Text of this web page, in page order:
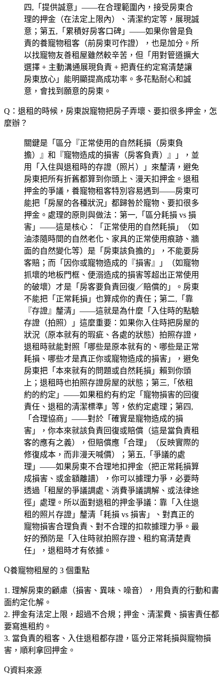
四,「提供誠意」——在合理範圍內，接受房東合
理的押金（在法定上限內）、清潔約定等，展現誠
意；第五,「累積好房客口碑」——如果你曾是負
責的養寵物租客（前房東可作證），也是加分。所
以找寵物友善租屋雖然較辛苦，但「用對管道擴大
選擇 + 主動溝通展現負責 + 把責任約定寫清楚讓
房東放心」能明顯提高成功率。多花點耐心和誠
意，會找到願意的房東。
Q：退租的時候，房東說寵物把房子弄壞、要扣很多押金，怎
麼辦？
關鍵是「區分『正常使用的自然耗損（房東負
擔）』和『寵物造成的損害（房客負責）』」，並
用「入住與退租時的存證（照片）」來釐清，避免
房東把所有折舊都算到你頭上、漫天扣押金。退租
押金的爭議，養寵物租客特別容易遇到——房東可
能把「房屋的各種狀況」都歸咎於寵物、要扣很多
押金。處理的原則與做法：第一,「區分耗損 vs 損
害」——這是核心：「正常使用的自然耗損」（如
油漆隨時間的自然老化、家具的正常使用痕跡、牆
面的自然變化等）是「房東該負擔的」，不能要房
客賠；而「因你或寵物造成的『損害』」（如寵物
抓壞的地板門框、便溺造成的損害等超出正常使用
的破壞）才是「房客要負責回復／賠償的」。房東
不能把「正常耗損」也算成你的責任；第二,「靠
『存證』釐清」——這就是為什麼「入住時的點驗
存證（拍照）」這麼重要：如果你入住時把房屋的
狀況（原本就有的瑕疵、各處的狀態）拍照存證，
退租時就能對照「哪些是原本就有的、哪些是正常
耗損、哪些才是真正你或寵物造成的損害」，避免
房東把「本來就有的問題或自然耗損」賴到你頭
上；退租時也拍照存證房屋的狀態；第三,「依租
約的約定」——如果租約有約定「寵物損害的回復
責任、退租的清潔標準」等，依約定處理；第四,
「合理協商」——對於「確實是寵物造成的損
害」，你本來就該負責回復或賠償（這是當負責租
客的應有之義），但賠償應「合理」（反映實際的
修復成本，而非漫天喊價）；第五,「爭議的處
理」——如果房東不合理地扣押金（把正常耗損算
成損害、或金額離譜），你可以據理力爭，必要時
透過「租屋的爭議調處、消費爭議調解、或法律途
徑」處理。所以面對退租的押金爭議：靠「入住退
租的照片存證」釐清「耗損 vs 損害」、對真正的
寵物損害合理負責、對不合理的扣款據理力爭。最
好的預防是「入住時就拍照存證、租約寫清楚責
任」，退租時才有依據。
養寵物租屋的 3 個重點
理解房東的顧慮（損害、異味、噪音）
，用負責的行動和書
面約定化解。
押金有法定上限 ，超過不合規；押金、清潔費、損害責任都
要寫進租約。
當負責的租客、入住退租都存證 ，區分正常耗損與寵物損
害，順利拿回押金。
資料來源